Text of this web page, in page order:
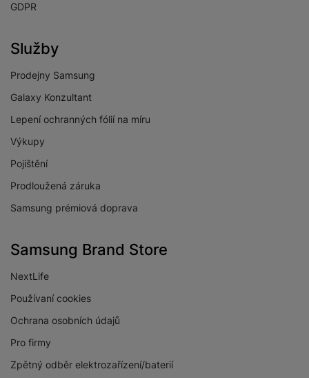
GDPR
Služby
Prodejny Samsung
Galaxy Konzultant
Lepení ochranných fólií na míru
Výkupy
Pojištění
Prodloužená záruka
Samsung prémiová doprava
Samsung Brand Store
NextLife
Používaní cookies
Ochrana osobních údajů
Pro firmy
Zpětný odběr elektrozařízení/baterií